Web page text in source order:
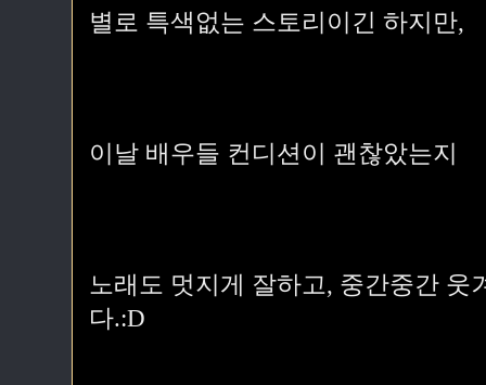
별로 특색없는 스토리이긴 하지만,
이날 배우들 컨디션이 괜찮았는지
노래도 멋지게 잘하고, 중간중간 웃
다.:D